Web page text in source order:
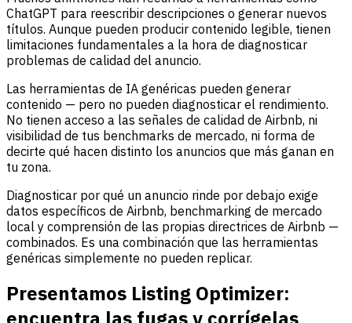
ChatGPT para reescribir descripciones o generar nuevos
títulos. Aunque pueden producir contenido legible, tienen
limitaciones fundamentales a la hora de diagnosticar
problemas de calidad del anuncio.
Las herramientas de IA genéricas pueden generar
contenido — pero no pueden diagnosticar el rendimiento.
No tienen acceso a las señales de calidad de Airbnb, ni
visibilidad de tus benchmarks de mercado, ni forma de
decirte qué hacen distinto los anuncios que más ganan en
tu zona.
Diagnosticar por qué un anuncio rinde por debajo exige
datos específicos de Airbnb, benchmarking de mercado
local y comprensión de las propias directrices de Airbnb —
combinados. Es una combinación que las herramientas
genéricas simplemente no pueden replicar.
Presentamos Listing Optimizer: